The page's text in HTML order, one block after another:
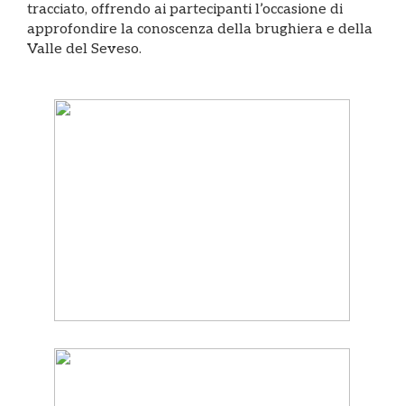
tracciato, offrendo ai partecipanti l’occasione di
approfondire la conoscenza della brughiera e della
Valle del Seveso.